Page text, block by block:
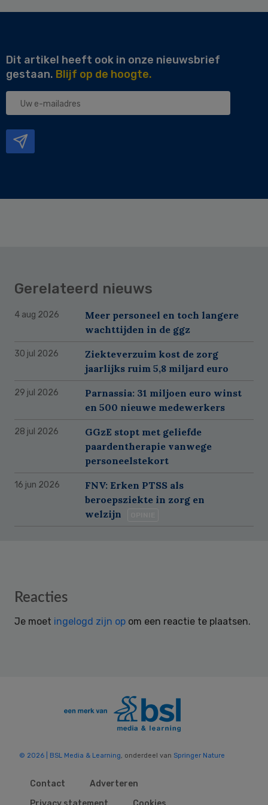
Dit artikel heeft ook in onze nieuwsbrief
gestaan. Blijf op de hoogte.
Uw
Gerelateerd nieuws
4 aug 2026
Meer personeel en toch langere
wachttijden in de ggz
30 jul 2026
Ziekteverzuim kost de zorg
jaarlijks ruim 5,8 miljard euro
29 jul 2026
Parnassia: 31 miljoen euro winst
en 500 nieuwe medewerkers
28 jul 2026
GGzE stopt met geliefde
paardentherapie vanwege
personeelstekort
16 jun 2026
FNV: Erken PTSS als
beroepsziekte in zorg en
welzijn
Reader
Reacties
Je moet ingelogd zijn op om een reactie te plaatsen.
© 2026 | BSL Media & Learning, onderdeel van Springer Nature
Contact
Adverteren